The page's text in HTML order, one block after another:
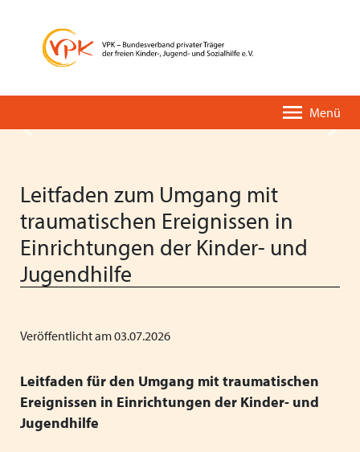
Menü
Der VPK-Kurzüberblick
Eine kurze Geschichte des VPK
Organisation & Entwicklung
Grundsätze der Arbeit
Unsere Leistungen
VPK-Einrichtungsverzeichnis
VPK-App OMBUDDY
Schließen
Pressemitteilungen
Stellungnahmen
Positionspapiere
VPK-Zeitschrift „Blickpunkt Jugendhilfe“
VPK-PODIUM
Fortbildungen
Deutscher Kinder- und Jugendhilfetag
Schließen
Leitfaden zum Umgang mit
traumatischen Ereignissen in
Einrichtungen der Kinder- und
Jugendhilfe
Veröffentlicht am 03.07.2026
Leitfaden für den Umgang mit traumatischen
Ereignissen in Einrichtungen der Kinder- und
Jugendhilfe